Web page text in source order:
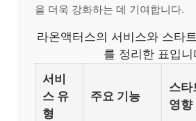
을 더욱 강화하는 데 기여합니다.
라온액터스의 서비스와 스타
를 정리한 표입니
서비
스 유
형
주요 기능
스타
영향